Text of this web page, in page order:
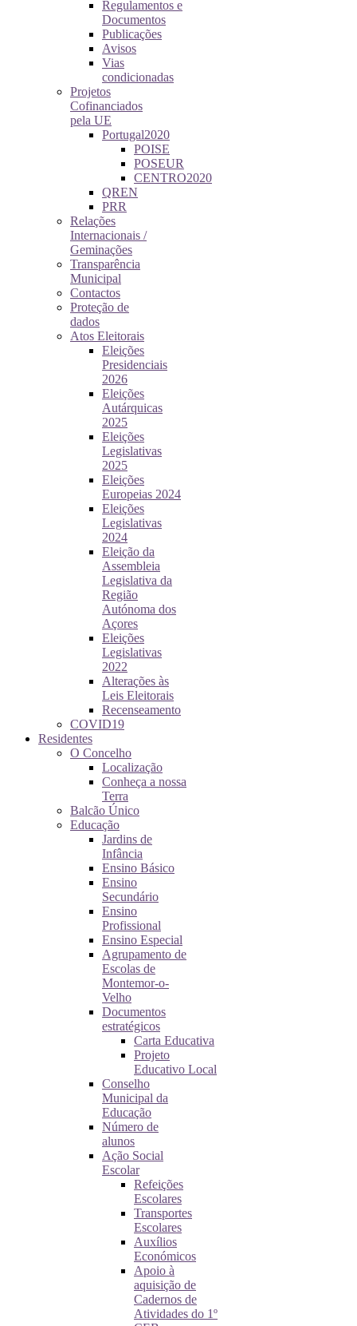
Regulamentos e
Documentos
Publicações
Avisos
Vias
condicionadas
Projetos
Cofinanciados
pela UE
Portugal2020
POISE
POSEUR
CENTRO2020
QREN
PRR
Relações
Internacionais /
Geminações
Transparência
Municipal
Contactos
Proteção de
dados
Atos Eleitorais
Eleições
Presidenciais
2026
Eleições
Autárquicas
2025
Eleições
Legislativas
2025
Eleições
Europeias 2024
Eleições
Legislativas
2024
Eleição da
Assembleia
Legislativa da
Região
Autónoma dos
Açores
Eleições
Legislativas
2022
Alterações às
Leis Eleitorais
Recenseamento
COVID19
Residentes
O Concelho
Localização
Conheça a nossa
Terra
Balcão Único
Educação
Jardins de
Infância
Ensino Básico
Ensino
Secundário
Ensino
Profissional
Ensino Especial
Agrupamento de
Escolas de
Montemor-o-
Velho
Documentos
estratégicos
Carta Educativa
Projeto
Educativo Local
Conselho
Municipal da
Educação
Número de
alunos
Ação Social
Escolar
Refeições
Escolares
Transportes
Escolares
Auxílios
Económicos
Apoio à
aquisição de
Cadernos de
Atividades do 1º